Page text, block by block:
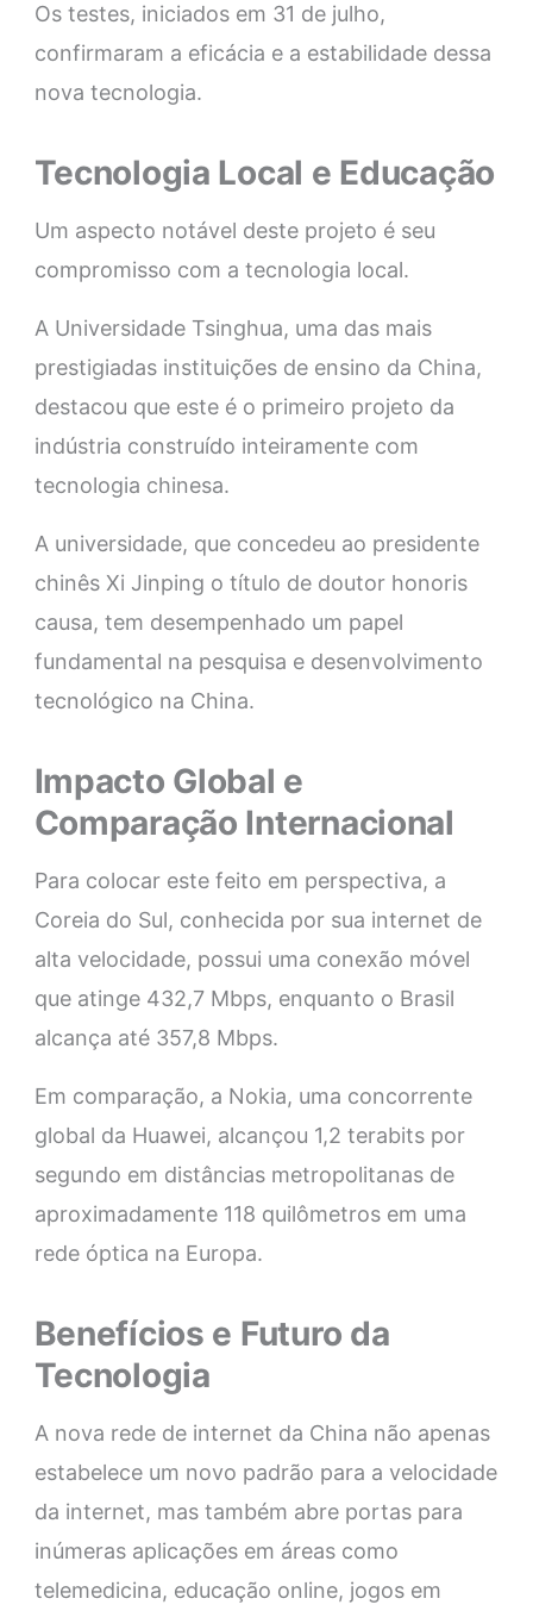
Os testes, iniciados em 31 de julho,
confirmaram a eficácia e a estabilidade dessa
nova tecnologia.
Tecnologia Local e Educação
Um aspecto notável deste projeto é seu
compromisso com a tecnologia local.
A Universidade Tsinghua, uma das mais
prestigiadas instituições de ensino da China,
destacou que este é o primeiro projeto da
indústria construído inteiramente com
tecnologia chinesa.
A universidade, que concedeu ao presidente
chinês Xi Jinping o título de doutor honoris
causa, tem desempenhado um papel
fundamental na pesquisa e desenvolvimento
tecnológico na China.
Impacto Global e
Comparação Internacional
Para colocar este feito em perspectiva, a
Coreia do Sul, conhecida por sua internet de
alta velocidade, possui uma conexão móvel
que atinge 432,7 Mbps, enquanto o Brasil
alcança até 357,8 Mbps.
Em comparação, a Nokia, uma concorrente
global da Huawei, alcançou 1,2 terabits por
segundo em distâncias metropolitanas de
aproximadamente 118 quilômetros em uma
rede óptica na Europa.
Benefícios e Futuro da
Tecnologia
A nova rede de internet da China não apenas
estabelece um novo padrão para a velocidade
da internet, mas também abre portas para
inúmeras aplicações em áreas como
telemedicina, educação online, jogos em